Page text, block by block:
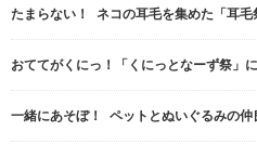
たまらない！ ネコの耳毛を集めた「耳毛
おててがくにっ！「くにっとなーず祭」
一緒にあそぼ！ ペットとぬいぐるみの仲